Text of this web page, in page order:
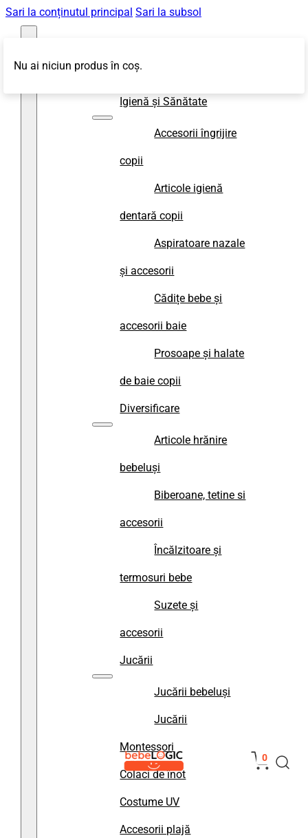
Sari la conținutul principal Sari la subsol
Igienă și Sănătate
Accesorii îngrijire
copii
Articole igienă
dentară copii
Aspiratoare nazale
și accesorii
Cădițe bebe și
accesorii baie
Prosoape și halate
de baie copii
Diversificare
Articole hrănire
bebeluși
Biberoane, tetine si
accesorii
Încălzitoare și
termosuri bebe
Suzete și
accesorii
Jucării
Jucării bebeluși
Jucării
Montessori
Colaci de înot
Costume UV
Accesorii plajă
0
Nu ai niciun produs în coș.